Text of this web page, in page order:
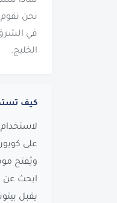
في
الخليج.
كيف
على
ويُفتح
ابحث عن
يقبل